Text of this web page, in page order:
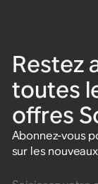
Restez
toutes
offres
Abonnez-vous
sur les